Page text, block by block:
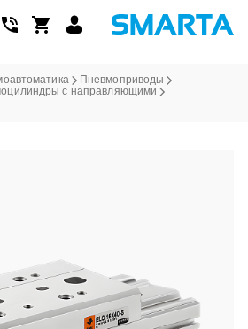
Пневмоприводы
с направляющими